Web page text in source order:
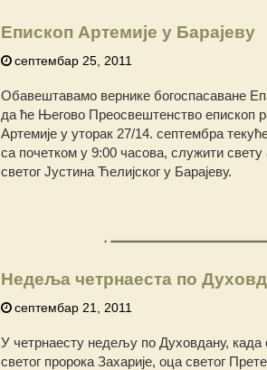
Епископ Артемије у Барајеву
септембар 25, 2011
Обавештавамо вернике богоспасаване
да ће Његово Преосвештенство епископ
Артемије у уторак 27/14. септембра
са почетком у 9:00 часова, служити свету
светог Јустина Ћелијског у Барајеву.
Недеља четрнаеста по
септембар 21, 2011
У четрнаесту недељу по Духовдану, када
светог пророка Захарије, оца светог